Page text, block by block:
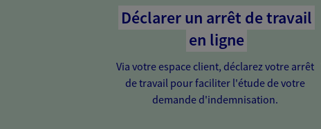
Déclarer un arrêt de travail
en ligne
Via votre espace client, déclarez votre arrêt
de travail pour faciliter l'étude de votre
demande d'indemnisation.